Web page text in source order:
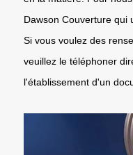
Dawson Couverture qui
Si vous voulez des
veuillez le téléphoner
l'établissement d'un